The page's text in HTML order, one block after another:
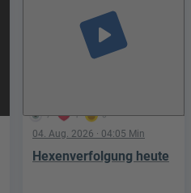
7 1 0
play_arrow
04. Aug. 2026 · 04:05 Min
Hexenverfolgung heute